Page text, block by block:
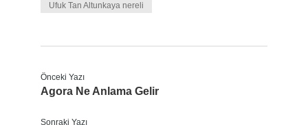
Ufuk Tan Altunkaya nereli
Önceki Yazı
Agora Ne Anlama Gelir
Sonraki Yazı